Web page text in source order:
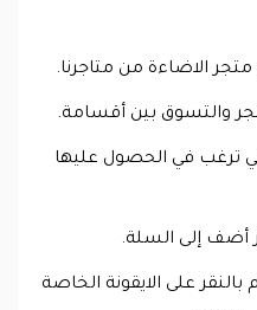
الاضاءة من متاجرنا.
والتسوق بين أقسامة.
ترغب في الحصول عليها
أضف إلى السلة.
على الايقونة الخاصة